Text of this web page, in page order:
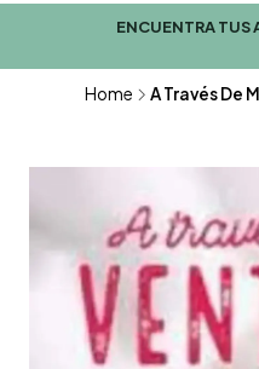
ENCUENTRA TUS
Home A Través De